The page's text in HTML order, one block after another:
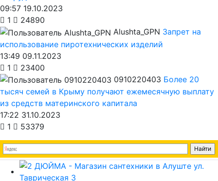
09:57 19.10.2023
1
24890
Alushta_GPN Запрет на
использование пиротехнических изделий
13:49 09.11.2023
1
23400
0910220403 Более 20
тысяч семей в Крыму получают ежемесячную выплату
из средств материнского капитала
17:22 31.10.2023
1
53379